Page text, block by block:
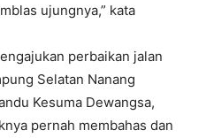
ujungnya,” kata
perbaikan jalan
Selatan Nanang
Kesuma Dewangsa,
pernah membahas dan